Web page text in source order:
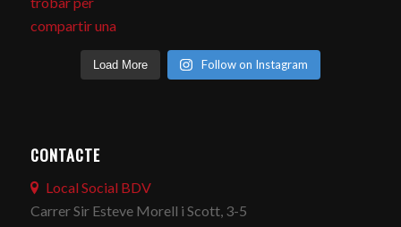
Load More Follow on Instagram
CONTACTE
Local Social BDV
Carrer Sir Esteve Morell i Scott, 3-5